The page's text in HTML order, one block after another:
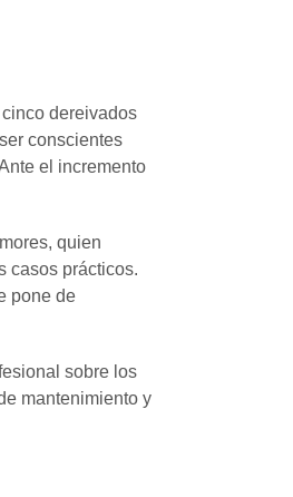
dereivados
conscientes
el incremento
quien
casos prácticos.
pone de
sobre los
mantenimiento y